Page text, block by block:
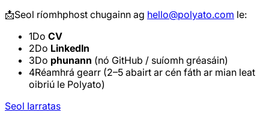
📩Seol ríomhphost chugainn ag hello@polyato.com le:
1Do CV
2Do LinkedIn
3Do phunann (nó GitHub / suíomh gréasáin)
4Réamhrá gearr (2–5 abairt ar cén fáth ar mian leat
oibriú le Polyato)
Seol Iarratas